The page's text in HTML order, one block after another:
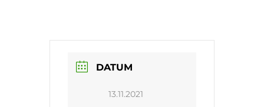
DATUM
13.11.2021